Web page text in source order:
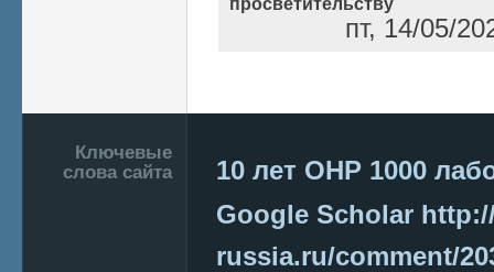
пт, 14/05/
Подвал
Ключевые
слова сайта
10 лет ОНР 1000
Google Scholar
russia.ru/comment/